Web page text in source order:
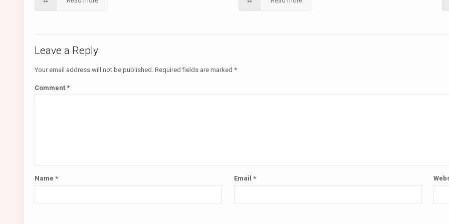
Leave a Reply
Your email address will not be published. Required fields are marked *
Comment*
Name* Email*